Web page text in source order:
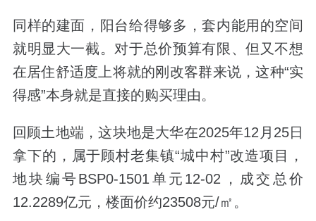
同样的建面，阳台给得够多，套内能用的空间
就明显大一截。对于总价预算有限、但又不想
在居住舒适度上将就的刚改客群来说，这种“实
得感”本身就是直接的购买理由。
回顾土地端，这块地是大华在2025年12月25日
拿下的，属于顾村老集镇“城中村”改造项目，
地块编号BSP0-1501单元12-02，成交总价
12.2289亿元，楼面价约23508元/㎡。